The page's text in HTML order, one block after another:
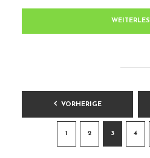
VORHERIGE
1 2 3 4